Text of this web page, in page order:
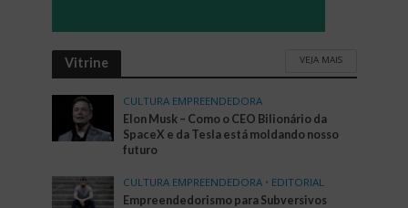
Vitrine VEJA MAIS
CULTURA EMPREENDEDORA
Elon Musk – Como o CEO Bilionário da
SpaceX e da Tesla está moldando nosso
futuro
CULTURA EMPREENDEDORA • EDITORIAL
Empreendedorismo para Subversivos